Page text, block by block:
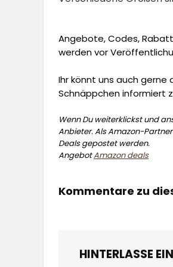
Angebote, Codes,
werden vor
Ihr könnt uns auch gerne
Schnäppchen informiert
Wenn Du weiterklickst und
Anbieter. Als Amazon-
Deals gepostet werden.
AngebotAmazon deals
Kommentare zu
HINTERLASSE